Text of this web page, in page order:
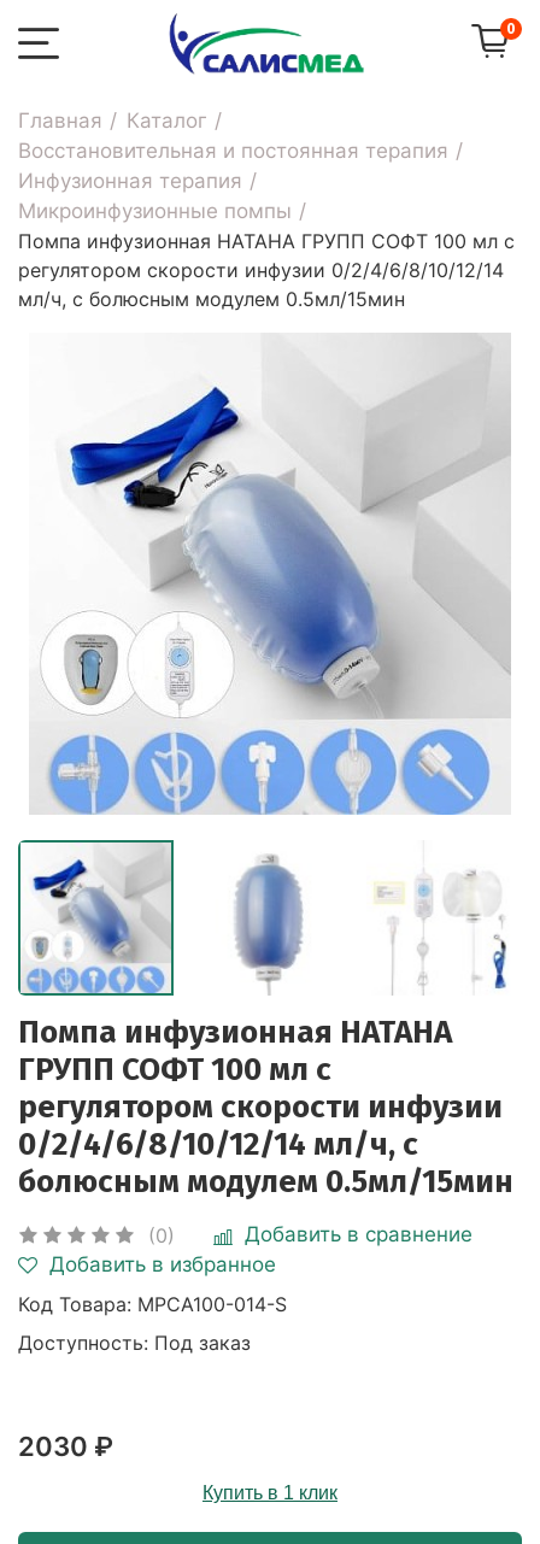
0
Главная
Каталог
Восстановительная и постоянная терапия
Инфузионная терапия
Микроинфузионные помпы
Помпа инфузионная НАТАНА ГРУПП СОФТ 100 мл с
регулятором скорости инфузии 0/2/4/6/8/10/12/14
мл/ч, с болюсным модулем 0.5мл/15мин
Помпа инфузионная НАТАНА
ГРУПП СОФТ 100 мл с
регулятором скорости инфузии
0/2/4/6/8/10/12/14 мл/ч, с
болюсным модулем 0.5мл/15мин
(0)
Добавить в сравнение
Добавить в избранное
Код Товара: MPCA100-014-S
Доступность: Под заказ
2030 ₽
Купить в 1 клик